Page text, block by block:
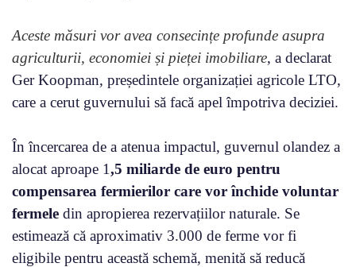
Aceste măsuri vor avea consecințe profunde asupra
agriculturii, economiei și pieței imobiliare, a declarat
Ger Koopman, președintele organizației agricole LTO,
care a cerut guvernului să facă apel împotriva deciziei.
În încercarea de a atenua impactul, guvernul olandez a
alocat aproape 1,5 miliarde de euro pentru
compensarea fermierilor care vor închide voluntar
fermele din apropierea rezervațiilor naturale. Se
estimează că aproximativ 3.000 de ferme vor fi
eligibile pentru această schemă, menită să reducă